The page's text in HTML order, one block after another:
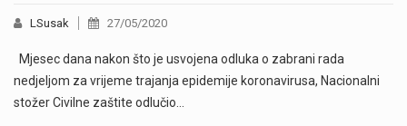
LSusak 27/05/2020
Mjesec dana nakon što je usvojena odluka o zabrani rada
nedjeljom za vrijeme trajanja epidemije koronavirusa, Nacionalni
stožer Civilne zaštite odlučio…